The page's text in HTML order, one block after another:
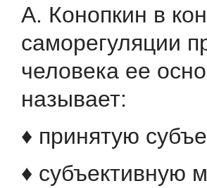
А. Конопкин в
саморегуляции
человека ее
называет:
♦ принятую
♦ субъективную